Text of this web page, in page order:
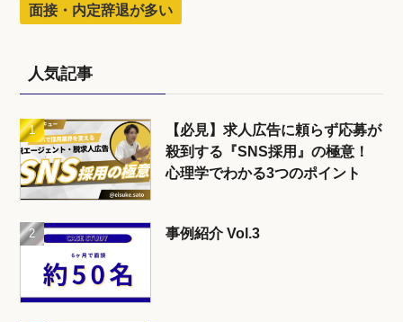
面接・内定辞退が多い
人気記事
【必見】求人広告に頼らず応募が
殺到する『SNS採用』の極意！
心理学でわかる3つのポイント
事例紹介 Vol.3